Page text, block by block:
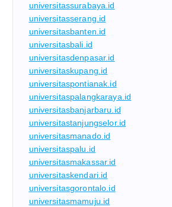
universitassurabaya.id
universitasserang.id
universitasbanten.id
universitasbali.id
universitasdenpasar.id
universitaskupang.id
universitaspontianak.id
universitaspalangkaraya.id
universitasbanjarbaru.id
universitastanjungselor.id
universitasmanado.id
universitaspalu.id
universitasmakassar.id
universitaskendari.id
universitasgorontalo.id
universitasmamuju.id